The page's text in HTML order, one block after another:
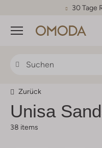
30 Tage
Menü
Zurück
Unisa
38 items